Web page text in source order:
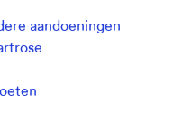
aandoeningen